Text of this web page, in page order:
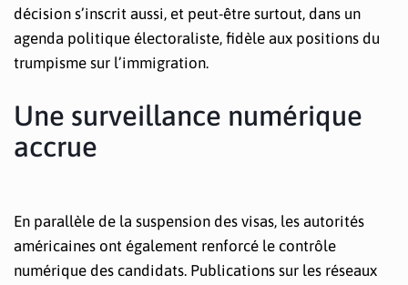
décision s’inscrit aussi, et peut-être surtout, dans un
agenda politique électoraliste, fidèle aux positions du
trumpisme sur l’immigration.
Une surveillance numérique
accrue
En parallèle de la suspension des visas, les autorités
américaines ont également renforcé le contrôle
numérique des candidats. Publications sur les réseaux